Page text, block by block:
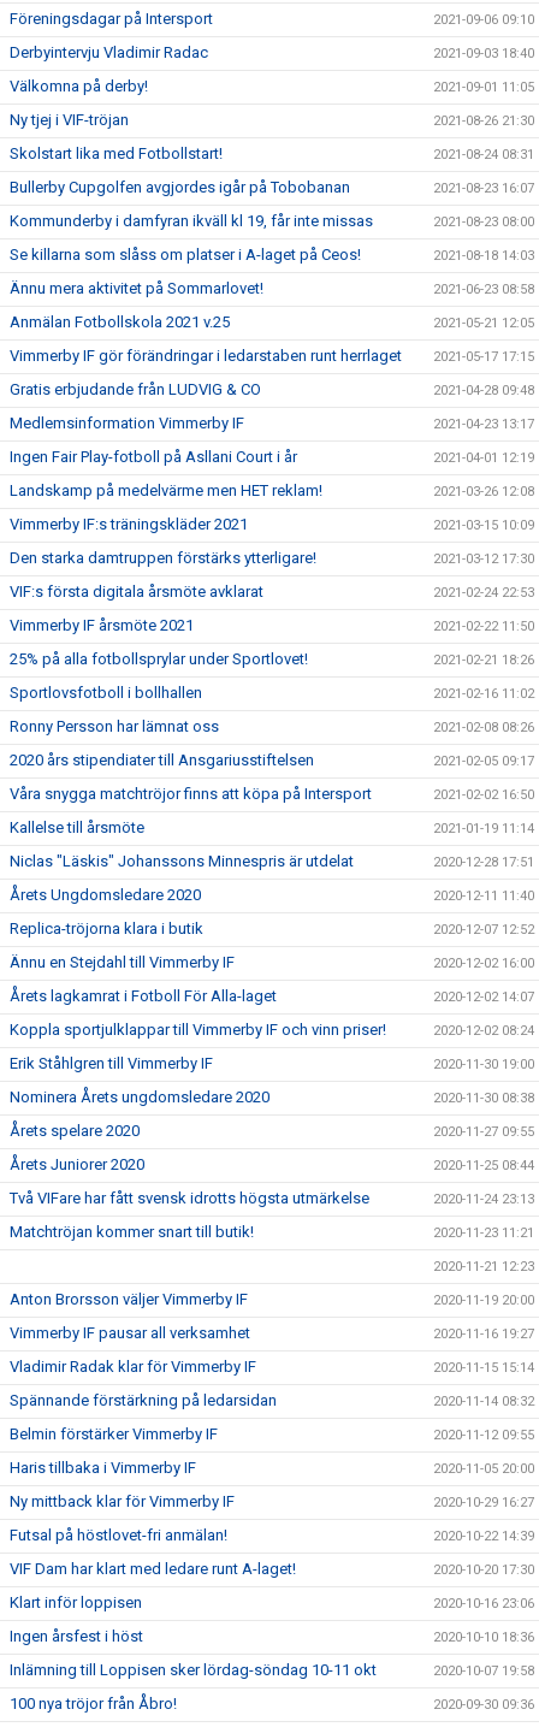
Föreningsdagar på Intersport 2021-09-06 09:10
Derbyintervju Vladimir Radac 2021-09-03 18:40
Välkomna på derby! 2021-09-01 11:05
Ny tjej i VIF-tröjan 2021-08-26 21:30
Skolstart lika med Fotbollstart! 2021-08-24 08:31
Bullerby Cupgolfen avgjordes igår på Tobobanan 2021-08-23 16:07
Kommunderby i damfyran ikväll kl 19, får inte missas 2021-08-23 08:00
Se killarna som slåss om platser i A-laget på Ceos! 2021-08-18 14:03
Ännu mera aktivitet på Sommarlovet! 2021-06-23 08:58
Anmälan Fotbollskola 2021 v.25 2021-05-21 12:05
Vimmerby IF gör förändringar i ledarstaben runt herrlaget 2021-05-17 17:15
Gratis erbjudande från LUDVIG & CO 2021-04-28 09:48
Medlemsinformation Vimmerby IF 2021-04-23 13:17
Ingen Fair Play-fotboll på Asllani Court i år 2021-04-01 12:19
Landskamp på medelvärme men HET reklam! 2021-03-26 12:08
Vimmerby IF:s träningskläder 2021 2021-03-15 10:09
Den starka damtruppen förstärks ytterligare! 2021-03-12 17:30
VIF:s första digitala årsmöte avklarat 2021-02-24 22:53
Vimmerby IF årsmöte 2021 2021-02-22 11:50
25% på alla fotbollsprylar under Sportlovet! 2021-02-21 18:26
Sportlovsfotboll i bollhallen 2021-02-16 11:02
Ronny Persson har lämnat oss 2021-02-08 08:26
2020 års stipendiater till Ansgariusstiftelsen 2021-02-05 09:17
Våra snygga matchtröjor finns att köpa på Intersport 2021-02-02 16:50
Kallelse till årsmöte 2021-01-19 11:14
Niclas "Läskis" Johanssons Minnespris är utdelat 2020-12-28 17:51
Årets Ungdomsledare 2020 2020-12-11 11:40
Replica-tröjorna klara i butik 2020-12-07 12:52
Ännu en Stejdahl till Vimmerby IF 2020-12-02 16:00
Årets lagkamrat i Fotboll För Alla-laget 2020-12-02 14:07
Koppla sportjulklappar till Vimmerby IF och vinn priser! 2020-12-02 08:24
Erik Ståhlgren till Vimmerby IF 2020-11-30 19:00
Nominera Årets ungdomsledare 2020 2020-11-30 08:38
Årets spelare 2020 2020-11-27 09:55
Årets Juniorer 2020 2020-11-25 08:44
Två VIFare har fått svensk idrotts högsta utmärkelse 2020-11-24 23:13
Matchtröjan kommer snart till butik! 2020-11-23 11:21
2020-11-21 12:23
Anton Brorsson väljer Vimmerby IF 2020-11-19 20:00
Vimmerby IF pausar all verksamhet 2020-11-16 19:27
Vladimir Radak klar för Vimmerby IF 2020-11-15 15:14
Spännande förstärkning på ledarsidan 2020-11-14 08:32
Belmin förstärker Vimmerby IF 2020-11-12 09:55
Haris tillbaka i Vimmerby IF 2020-11-05 20:00
Ny mittback klar för Vimmerby IF 2020-10-29 16:27
Futsal på höstlovet-fri anmälan! 2020-10-22 14:39
VIF Dam har klart med ledare runt A-laget! 2020-10-20 17:30
Klart inför loppisen 2020-10-16 23:06
Ingen årsfest i höst 2020-10-10 18:36
Inlämning till Loppisen sker lördag-söndag 10-11 okt 2020-10-07 19:58
100 nya tröjor från Åbro! 2020-09-30 09:36